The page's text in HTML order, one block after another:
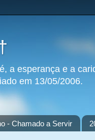
a esperança e a
em 13/05/2006.
- Chamado a Servir